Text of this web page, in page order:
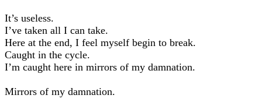
It’s useless.
I’ve taken all I can take.
Here at the end, I feel myself begin to break.
Caught in the cycle.
I’m caught here in mirrors of my damnation.
Mirrors of my damnation.